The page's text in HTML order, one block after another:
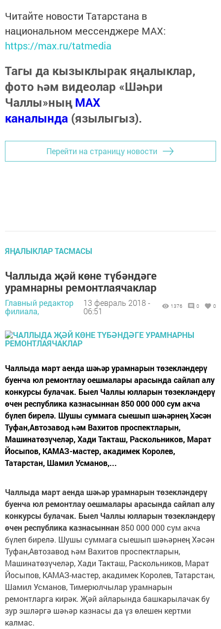
Читайте новости Татарстана в
национальном мессенджере MАХ:
https://max.ru/tatmedia
Тагы да кызыклырак яңалыклар,
фото һәм видеолар «Шәһри
Чаллы»ныңMAX
каналында (язылыгыз).
Перейти на страницу новости
ЯҢАЛЫКЛАР ТАСМАСЫ
Чаллыда җәй көне түбәндәге
урамнарны ремонтлаячаклар
Главный редактор
филиала,
13 февраль 2018 -
06:51
1376 0 0
Чаллыда март аенда шәһәр урамнарын төзекләндерү
буенча юл ремонтлау оешмалары арасында сайлап алу
конкурсы булачак. Быел Чаллы юлларын төзекләндерү
өчен республика казнасыннан 850 000 000 сум акча
бүлеп бирелә. Шушы суммага сыешып шәһәрнең Хәсән
Туфан,Автозавод һәм Вахитов проспектларын,
Машинатөзүчеләр, Хади Такташ, Раскольников, Марат
Йосыпов, КАМАЗ-мастер, акадимек Королев,
Татарстан, Шамил Усманов,...
Чаллыда март аенда шәһәр урамнарын төзекләндерү
буенча юл ремонтлау оешмалары арасында сайлап алу
конкурсы булачак. Быел Чаллы юлларын төзекләндерү
өчен республика казнасыннан850 000 000 сум акча
бүлеп бирелә. Шушы суммага сыешып шәһәрнең Хәсән
Туфан,Автозавод һәм Вахитов проспектларын,
Машинатөзүчеләр, Хади Такташ, Раскольников, Марат
Йосыпов, КАМАЗ-мастер, акадимек Королев, Татарстан,
Шамил Усманов, Тимерюлчылар урамнарын
ремонтларга кирәк. Җәй айларында башкарылачак бу
зур эшләргә шәһәр казнасы да үз өлешен кертми
калмас.